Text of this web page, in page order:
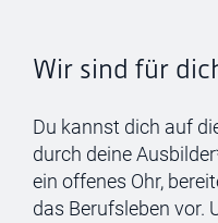
Wir sind für
Du kannst dich auf
durch deine
ein offenes Ohr,
das Berufsleben vor.